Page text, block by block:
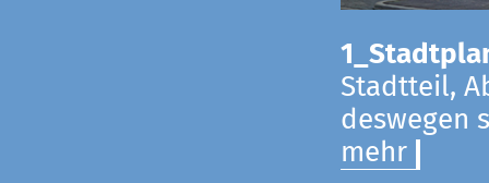
Stadtteil,
deswegen
mehr